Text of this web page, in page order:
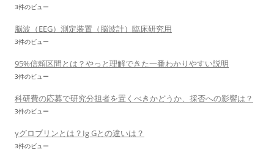
3件のビュー
脳波（EEG）測定装置（脳波計）臨床研究用
3件のビュー
95%信頼区間とは？やっと理解できた一番わかりやすい説明
3件のビュー
科研費の応募で研究分担者を置くべきかどうか、採否への影響は？
3件のビュー
γグロブリンとは？Ig Gとの違いは？
3件のビュー